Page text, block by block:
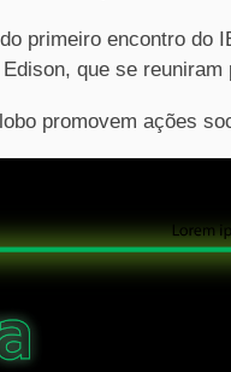
primeiro encontro do
que se
promovem ações